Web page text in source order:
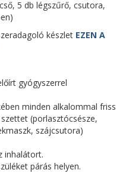
5 db légszűrő, csutora,
készlet EZEN A
gyógyszerrel
minden alkalommal friss
(porlasztócsésze,
szájcsutora)
inhalátort.
párás helyen.